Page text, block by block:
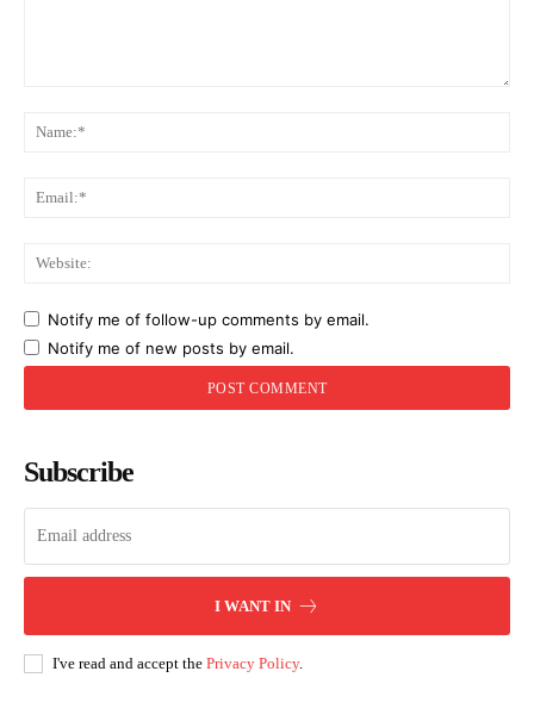
Notify me of follow-up comments by email.
Notify me of new posts by email.
Subscribe
I WANT IN
I've read and accept the Privacy Policy.